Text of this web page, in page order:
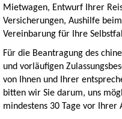
Mietwagen, Entwurf Ihrer
Versicherungen, Aushilfe
Vereinbarung für Ihre
Für die Beantragung des
und vorläufigen
von Ihnen und Ihrer
bitten wir Sie darum, uns
mindestens 30 Tage vor Ihrer